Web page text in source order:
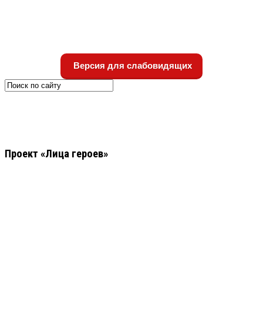
Версия для слабовидящих
Проект «Лица героев»